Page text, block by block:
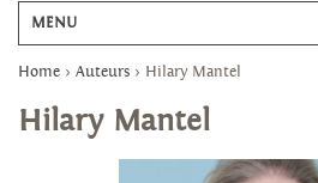
MENU
Home > Auteurs > Hilary Mantel
Hilary Mantel